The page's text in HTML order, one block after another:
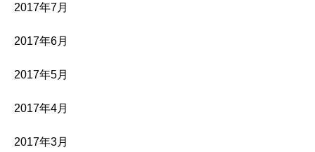
2017年7月
2017年6月
2017年5月
2017年4月
2017年3月